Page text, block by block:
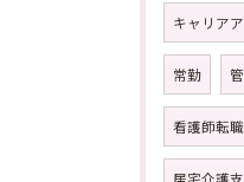
キャリア
常勤
看護師転職